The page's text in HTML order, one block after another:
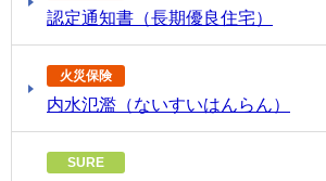
認定通知書（長期優良住宅）
火災保険
内水氾濫（ないすいはんらん）
SURE